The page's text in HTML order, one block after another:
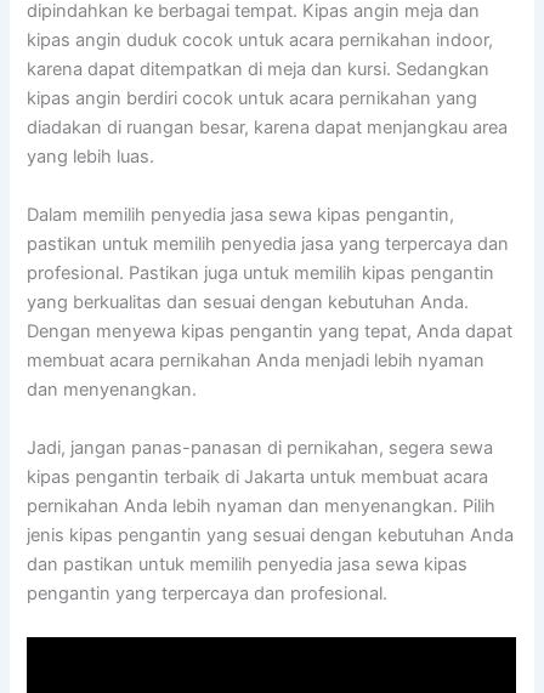
dipindahkan ke berbagai tempat. Kipas angin meja dan
kipas angin duduk cocok untuk acara pernikahan indoor,
karena dapat ditempatkan di meja dan kursi. Sedangkan
kipas angin berdiri cocok untuk acara pernikahan yang
diadakan di ruangan besar, karena dapat menjangkau area
yang lebih luas.
Dalam memilih penyedia jasa sewa kipas pengantin,
pastikan untuk memilih penyedia jasa yang terpercaya dan
profesional. Pastikan juga untuk memilih kipas pengantin
yang berkualitas dan sesuai dengan kebutuhan Anda.
Dengan menyewa kipas pengantin yang tepat, Anda dapat
membuat acara pernikahan Anda menjadi lebih nyaman
dan menyenangkan.
Jadi, jangan panas-panasan di pernikahan, segera sewa
kipas pengantin terbaik di Jakarta untuk membuat acara
pernikahan Anda lebih nyaman dan menyenangkan. Pilih
jenis kipas pengantin yang sesuai dengan kebutuhan Anda
dan pastikan untuk memilih penyedia jasa sewa kipas
pengantin yang terpercaya dan profesional.